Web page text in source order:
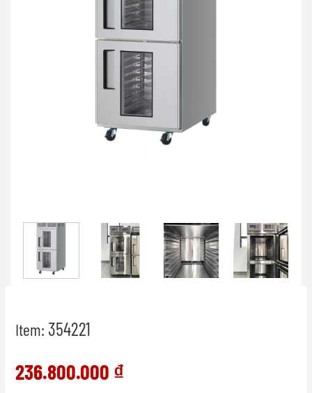
Item: 354221
236.800.000 ₫